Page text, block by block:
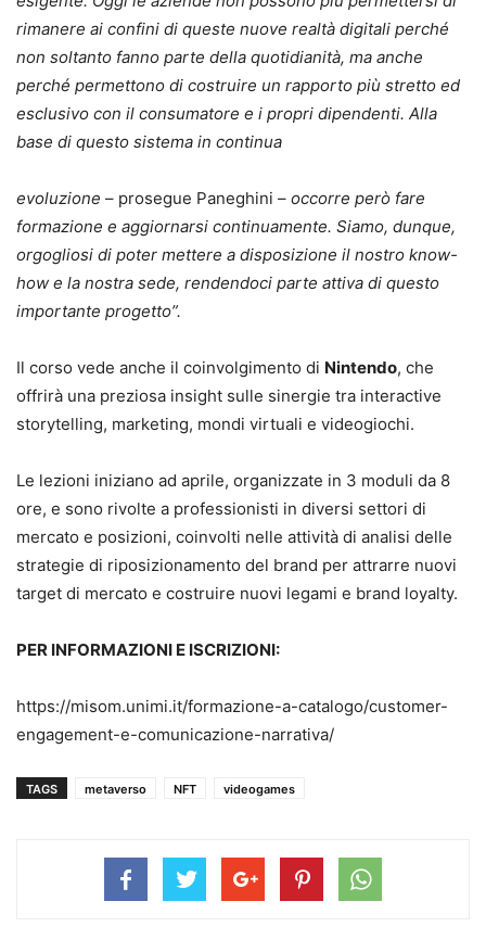
rimanere ai confini di queste nuove realtà digitali perché
non soltanto fanno parte della quotidianità, ma anche
perché permettono di costruire un rapporto più stretto ed
esclusivo con il consumatore e i propri dipendenti. Alla
base di questo sistema in continua
evoluzione – prosegue Paneghini – occorre però fare
formazione e aggiornarsi continuamente. Siamo, dunque,
orgogliosi di poter mettere a disposizione il nostro know-
how e la nostra sede, rendendoci parte attiva di questo
importante progetto”.
Il corso vede anche il coinvolgimento di Nintendo, che
offrirà una preziosa insight sulle sinergie tra interactive
storytelling, marketing, mondi virtuali e videogiochi.
Le lezioni iniziano ad aprile, organizzate in 3 moduli da 8
ore, e sono rivolte a professionisti in diversi settori di
mercato e posizioni, coinvolti nelle attività di analisi delle
strategie di riposizionamento del brand per attrarre nuovi
target di mercato e costruire nuovi legami e brand loyalty.
PER INFORMAZIONI E ISCRIZIONI:
https://misom.unimi.it/formazione-a-catalogo/customer-
engagement-e-comunicazione-narrativa/
TAGS metaverso NFT videogames